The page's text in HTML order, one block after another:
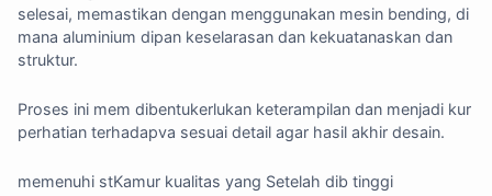
selesai, memastikan dengan menggunakan mesin bending, di
mana aluminium dipan keselarasan dan kekuatanaskan dan
struktur.
Proses ini mem dibentukerlukan keterampilan dan menjadi kur
perhatian terhadapva sesuai detail agar hasil akhir desain.
memenuhi stKamur kualitas yang Setelah dib tinggi